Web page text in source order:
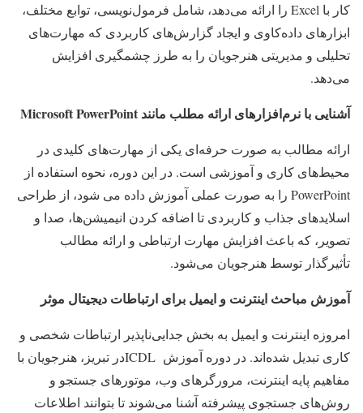
کار با Excel را ارائه می‌دهد، شامل فرمول‌نویسی، توابع مختلف،
ابزارهای داده‌کاوی و ایجاد گزارش‌های کاربردی که مهارت‌های
تحلیلی و مدیریتی هنرجویان را به طرز چشمگیری افزایش
می‌دهد.
آشنایی با نرم‌افزارهای ارائه مطلب مانند
ارائه مطالب به صورت حرفه‌ای یکی از مهارت‌های کلیدی در
محیط‌های کاری و آموزشی است. در این دوره، نحوه استفاده از
PowerPoint را به صورت عملی آموزش داده می شود، از طراحی
اسلایدهای جذاب و کاربردی تا اضافه کردن انیمیشن‌ها، صدا و
تصویر، که باعث افزایش مهارت ارتباطی و ارائه مطالب
تأثیرگذار توسط هنرجویان می‌شود.
آموزش مباحث اینترنت و ایمیل برای ارتباطات دیجیتال موثر
امروزه اینترنت و ایمیل به بخش جدایی‌ناپذیر ارتباطات شخصی و
کاری تبدیل شده‌اند. در دوره آموزش ICDLدر تبریز، هنرجویان با
مفاهیم پایه اینترنت، مرورگرهای وب، موتورهای جستجو و
روش‌های جستجوی پیشرفته آشنا می‌شوند تا بتوانند اطلاعات